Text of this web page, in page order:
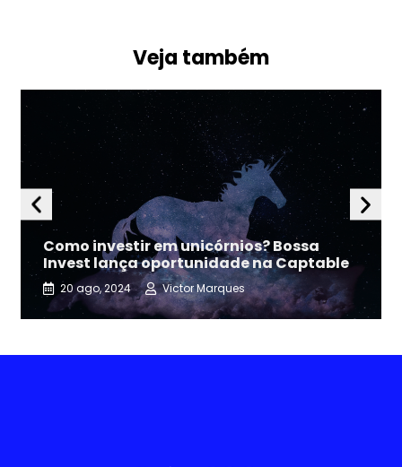
Veja também
Como investir em unicórnios? Bossa
Invest lança oportunidade na Captable
20 ago, 2024 Victor Marques